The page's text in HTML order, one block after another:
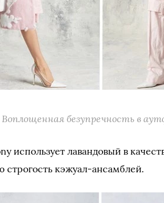
Воплощенная безупречность в
использует лавандовый в
кэжуал-ансамблей.